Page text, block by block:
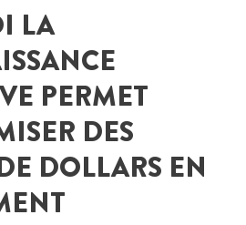
LA
PERMET
DES
DOLLARS EN